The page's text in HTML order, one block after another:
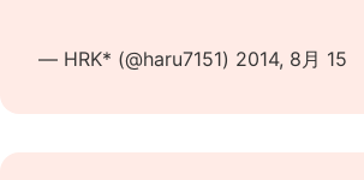
— HRK* (@haru7151) 2014, 8月 15